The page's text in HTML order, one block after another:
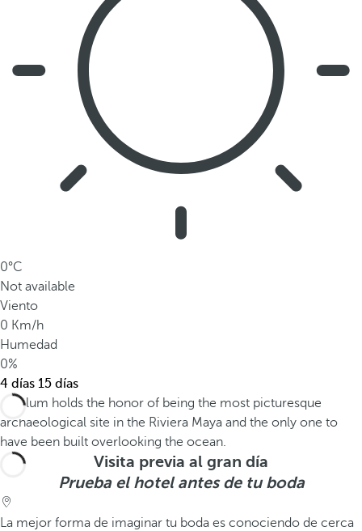
0°C
Not available
Viento
0 Km/h
Humedad
0%
4 días 15 días
Visita previa al gran día
Prueba el hotel antes de tu boda
La mejor forma de imaginar tu boda es conociendo de cerca